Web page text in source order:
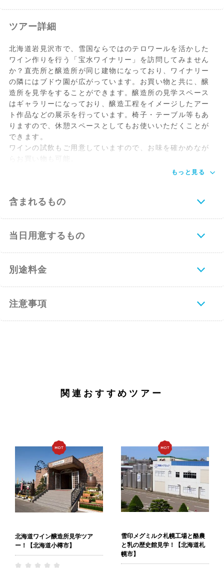
ツアー詳細
北海道岩見沢市で、雪国ならではのテロワールを活かした
ワイン作りを行う「宝水ワイナリー」を訪問してみません
か？直売所と醸造所が同じ建物になっており、ワイナリー
の隣にはブドウ園が広がっています。お買い物と共に、醸
造所を見学をすることができます。醸造所の見学スペース
はギャラリーになっており、醸造工程をイメージしたアー
ト作品などの展示を行っています。椅子・テーブル等もあ
りますので、休憩スペースとしてもお使いいただくことが
できます。
ワインの試飲もご用意していますので、お味を確かめなが
らお買い物も可能。
もっと見る
含まれるもの
当日用意するもの
別途料金
注意事項
関連おすすめツアー
北海道ワイン醸造所見学ツア
ー！【北海道小樽市】
雪印メグミルク札幌工場と酪農
と乳の歴史館見学！【北海道札
幌市】